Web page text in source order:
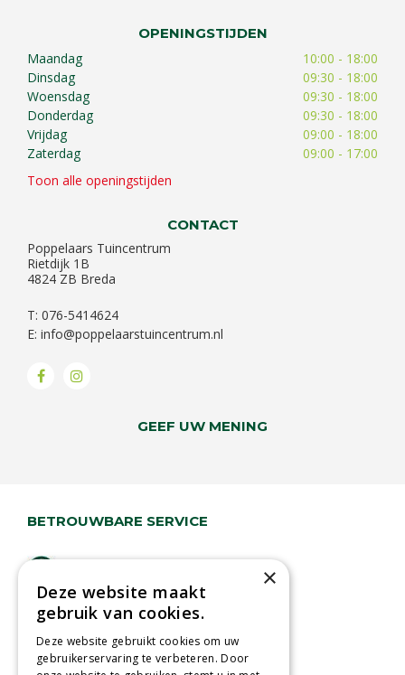
OPENINGSTIJDEN
Maandag
10:00 - 18:00
Dinsdag
09:30 - 18:00
Woensdag
09:30 - 18:00
Donderdag
09:30 - 18:00
Vrijdag
09:00 - 18:00
Zaterdag
09:00 - 17:00
Toon alle openingstijden
CONTACT
Poppelaars Tuincentrum
Rietdijk 1B
4824 ZB Breda
T: 076-5414624
E: info@poppelaarstuincentrum.nl
GEEF UW MENING
BETROUWBARE SERVICE
Lage verzendkosten
Vandaag besteld
binnen 2 dagen ophalen!
Afhalen in tuincentrum
Betaal veilig
×
Deze website maakt
gebruik van cookies.
Deze website gebruikt cookies om uw
gebruikerservaring te verbeteren. Door